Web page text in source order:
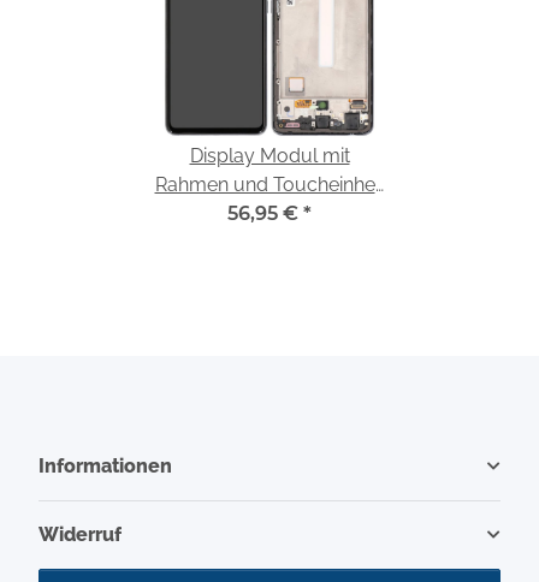
Display Modul mit
Rahmen und Toucheinheit
awesome black/schwarz
56,95 € *
Informationen
Widerruf